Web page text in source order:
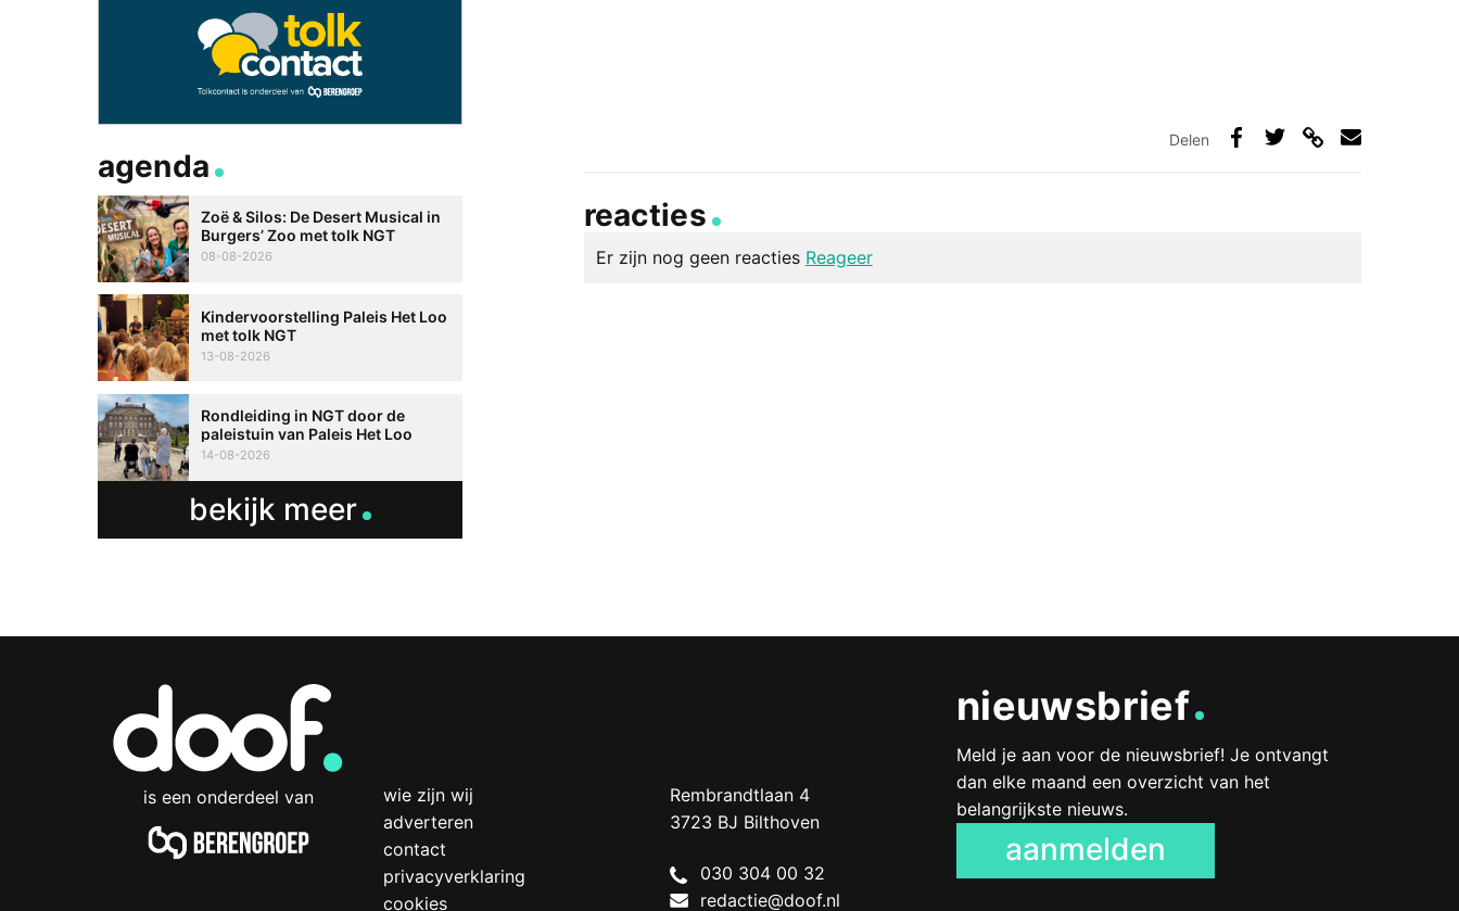
Delen
reacties
Er zijn nog geen reacties Reageer
*
agenda
Zoë & Silos: De Desert Musical in
Burgers’ Zoo met tolk NGT
08-08-2026
Kindervoorstelling Paleis Het Loo
met tolk NGT
13-08-2026
Rondleiding in NGT door de
paleistuin van Paleis Het Loo
14-08-2026
bekijk meer
is een onderdeel van
wie zijn wij
adverteren
contact
privacyverklaring
cookies
Doof.nl
work
Rembrandtlaan 4
3723 BJ Bilthoven
Netherlands
030 304 00 32
redactie@doof.nl
nieuwsbrief
Meld je aan voor de nieuwsbrief! Je ontvangt
dan elke maand een overzicht van het
belangrijkste nieuws.
aanmelden